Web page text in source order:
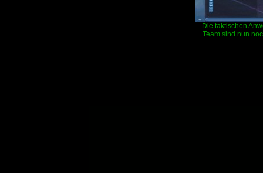
Die taktischen
Team sind nun